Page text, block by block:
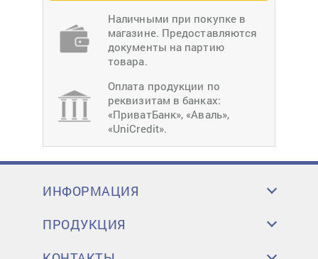
Наличными при покупке в
магазине. Предоставляются
документы на партию
товара.
Оплата продукции по
реквизитам в банках:
«ПриватБанк», «Аваль»,
«UniCredit».
ИНФОРМАЦИЯ
ПРОДУКЦИЯ